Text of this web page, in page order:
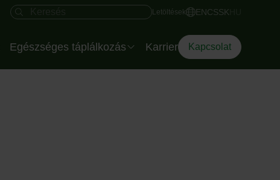
Keresés mező Gyors hozzáférés
Letöltések ENCSSK
Egészséges táplálkozás
Salátatálak rendezvényre
Karrier Kapcsolat